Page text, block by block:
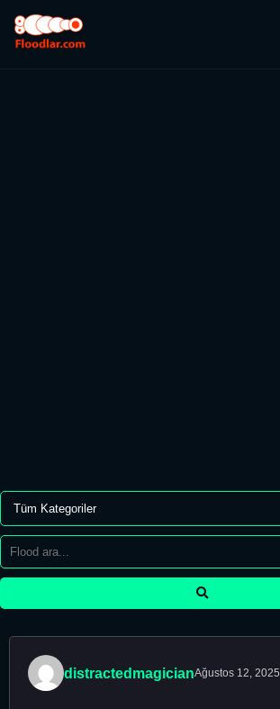
distractedmagicianAğustos 12, 2025